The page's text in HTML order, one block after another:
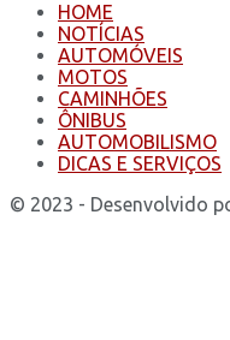
HOME
NOTÍCIAS
AUTOMÓVEIS
MOTOS
CAMINHÕES
ÔNIBUS
AUTOMOBILISMO
DICAS E SERVIÇOS
© 2023 - Desenvolvido